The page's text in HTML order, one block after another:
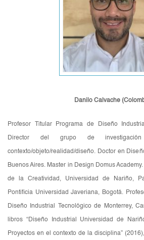
Danilo Calvache
Profesor Titular Programa de Diseño
Director del grupo de
contexto/objeto/realidad/diseño. Doctor en
Buenos Aires. Master in Design Domus
de la Creatividad, Universidad de Nariño,
Pontificia Universidad Javeriana, Bogotá.
Diseño Industrial Tecnológico de Monterrey,
libros “Diseño Industrial Universidad de
Proyectos en el contexto de la disciplina”